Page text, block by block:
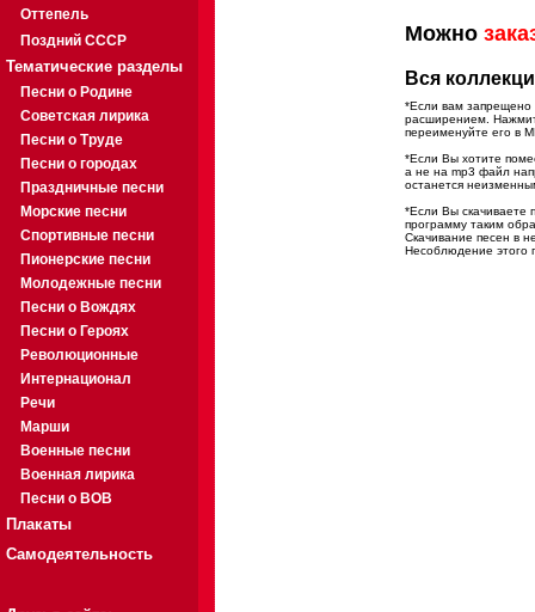
Оттепель
Поздний СССР
Тематические разделы
Песни о Родине
Советская лирика
Песни о Труде
Песни о городах
Праздничные песни
Морские песни
Спортивные песни
Пионерские песни
Молодежные песни
Песни о Вождях
Песни о Героях
Революционные
Интернационал
Речи
Марши
Военные песни
Военная лирика
Песни о ВОВ
Плакаты
Самодеятельность
Можно
Вся
*Если вам запрещено
расширением.
переименуйте его в
*Если Вы хотите
а не на mp3 файл
останется
*Если Вы скачиваете
программу таким
Скачивание песен в
Несоблюдение этого